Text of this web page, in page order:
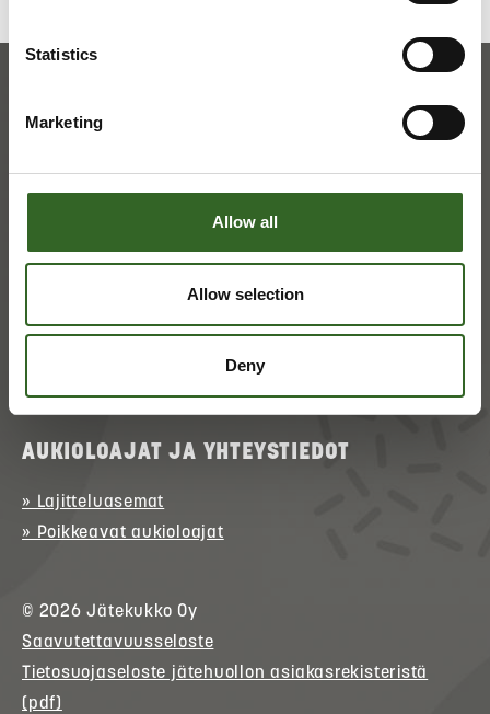
Statistics
Marketing
Allow all
Allow selection
Deny
ASIAKASPALVELU
» Palaute
p. 017 368 0152 (arkisin klo 9–15)
AUKIOLOAJAT JA YHTEYSTIEDOT
» Lajitteluasemat
» Poikkeavat aukioloajat
© 2026Jätekukko Oy
Saavutettavuusseloste
Tietosuojaseloste jätehuollon asiakasrekisteristä
(pdf)